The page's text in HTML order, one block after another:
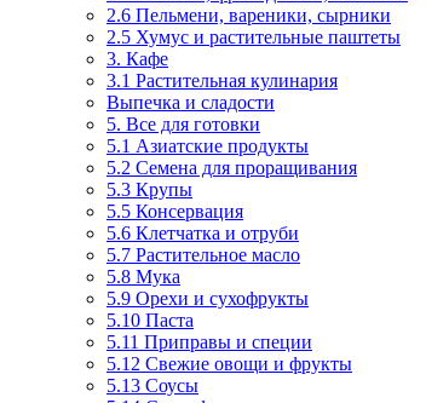
2.6 Пельмени, вареники, сырники
2.5 Хумус и растительные паштеты
3. Кафе
3.1 Растительная кулинария
Выпечка и сладости
5. Все для готовки
5.1 Азиатские продукты
5.2 Семена для проращивания
5.3 Крупы
5.5 Консервация
5.6 Клетчатка и отруби
5.7 Растительное масло
5.8 Мука
5.9 Орехи и сухофрукты
5.10 Паста
5.11 Приправы и специи
5.12 Свежие овощи и фрукты
5.13 Соусы